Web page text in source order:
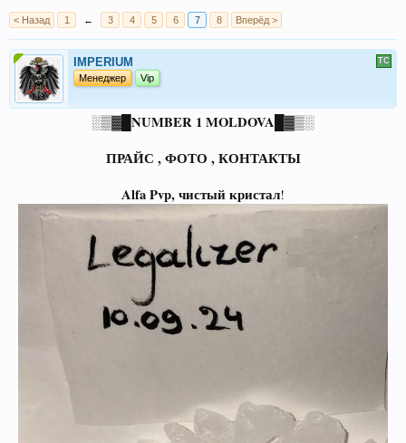
< Назад 1 ← 3 4 5 6 7 8 Вперёд >
IMPERIUM
Менеджер Vip
░▒▓█NUMBER 1 MOLDOVA█▓▒░
ПРАЙС , ФОТО , КОНТАКТЫ
Alfa Pvp, чистый кристал!